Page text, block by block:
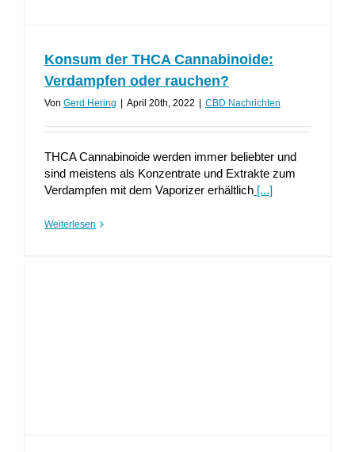
Konsum der THCA Cannabinoide:
Verdampfen oder rauchen?
Von Gerd Hering | April 20th, 2022 | CBD Nachrichten
THCA Cannabinoide werden immer beliebter und
sind meistens als Konzentrate und Extrakte zum
Verdampfen mit dem Vaporizer erhältlich[...]
Weiterlesen